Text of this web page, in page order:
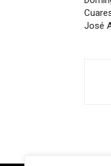
José